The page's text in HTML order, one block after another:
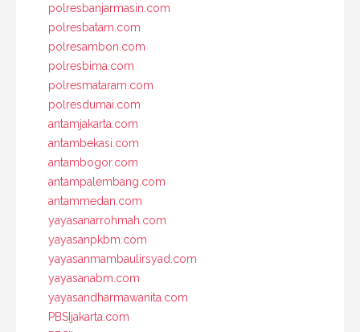
polresbanjarmasin.com
polresbatam.com
polresambon.com
polresbima.com
polresmataram.com
polresdumai.com
antamjakarta.com
antambekasi.com
antambogor.com
antampalembang.com
antammedan.com
yayasanarrohmah.com
yayasanpkbm.com
yayasanmambaulirsyad.com
yayasanabm.com
yayasandharmawanita.com
PBSIjakarta.com